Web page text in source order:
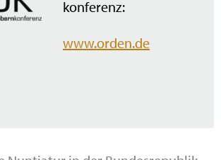
konferenz:
www.orden.de